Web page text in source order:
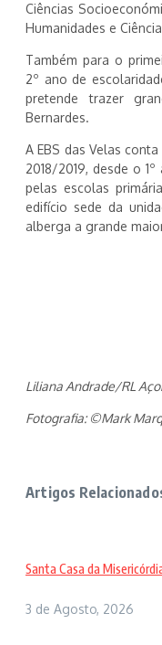
Ciências
Humanidades e
Também para o
2º ano de
pretende trazer
Bernardes.
A EBS das Velas
2018/2019, desde o
pelas escolas
edifício sede da
alberga a grande
Liliana Andrade/RL
Fotografia: ©Mark
Artigos
Santa Casa da
3 de Agosto, 2026